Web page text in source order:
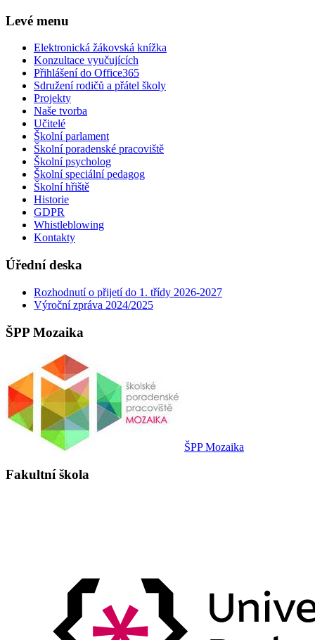
Levé menu
Elektronická žákovská knížka
Konzultace vyučujících
Přihlášení do Office365
Sdružení rodičů a přátel školy
Projekty
Naše tvorba
Učitelé
Školní parlament
Školní poradenské pracoviště
Školní psycholog
Školní speciální pedagog
Školní hřiště
Historie
GDPR
Whistleblowing
Kontakty
Úřední deska
Rozhodnutí o přijetí do 1. třídy 2026-2027
Výroční zpráva 2024/2025
ŠPP Mozaika
ŠPP Mozaika
Fakultní škola